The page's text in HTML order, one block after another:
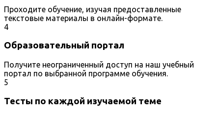
Проходите обучение, изучая предоставленные
текстовые материалы в онлайн-формате.
4
Образовательный портал
Получите неограниченный доступ на наш учебный
портал по выбранной программе обучения.
5
Тесты по каждой изучаемой теме